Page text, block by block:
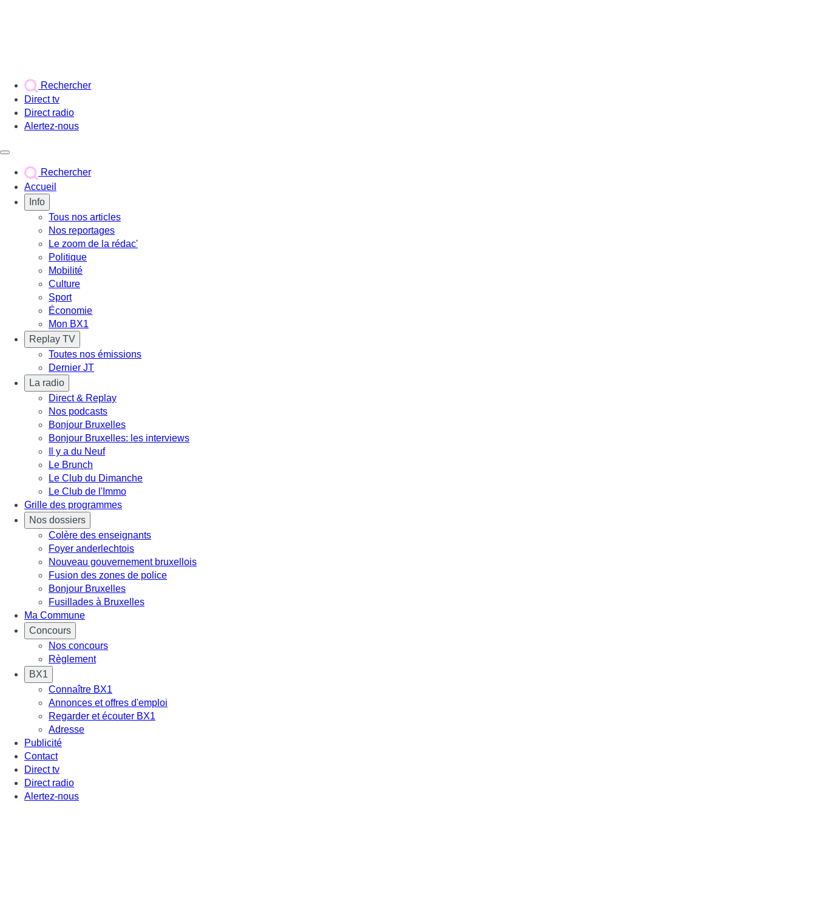
Rechercher
Direct tv
Direct radio
Alertez-nous
Rechercher
Accueil
Info
Tous nos articles
Nos reportages
Le zoom de la rédac'
Politique
Mobilité
Culture
Sport
Économie
Mon BX1
Replay TV
Toutes nos émissions
Dernier JT
La radio
Direct & Replay
Nos podcasts
Bonjour Bruxelles
Bonjour Bruxelles: les interviews
Il y a du Neuf
Le Brunch
Le Club du Dimanche
Le Club de l'Immo
Grille des programmes
Nos dossiers
Colère des enseignants
Foyer anderlechtois
Nouveau gouvernement bruxellois
Fusion des zones de police
Bonjour Bruxelles
Fusillades à Bruxelles
Ma Commune
Concours
Nos concours
Règlement
BX1
Connaître BX1
Annonces et offres d'emploi
Regarder et écouter BX1
Adresse
Publicité
Contact
Direct tv
Direct radio
Alertez-nous